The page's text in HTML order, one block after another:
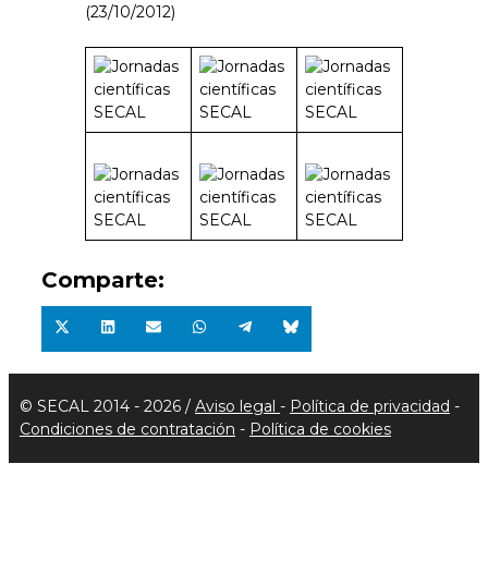
(23/10/2012)
Comparte:
Compartir
en
X
(Twitter)
Compartir
en
LinkedIn
Compartir
en
Email
Compartir
en
WhatsApp
Compartir
en
Telegram
Compartir
en
Bluesky
© SECAL 2014 - 2026 / Aviso legal - Política de privacidad -
Condiciones de contratación - Política de cookies